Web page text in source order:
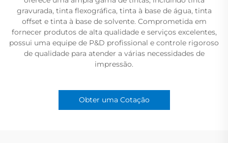
gravurada, tinta flexográfica, tinta à base de água, tinta
offset e tinta à base de solvente. Comprometida em
fornecer produtos de alta qualidade e serviços excelentes,
possui uma equipe de P&D profissional e controle rigoroso
de qualidade para atender a várias necessidades de
impressão.
Obter uma Cotação